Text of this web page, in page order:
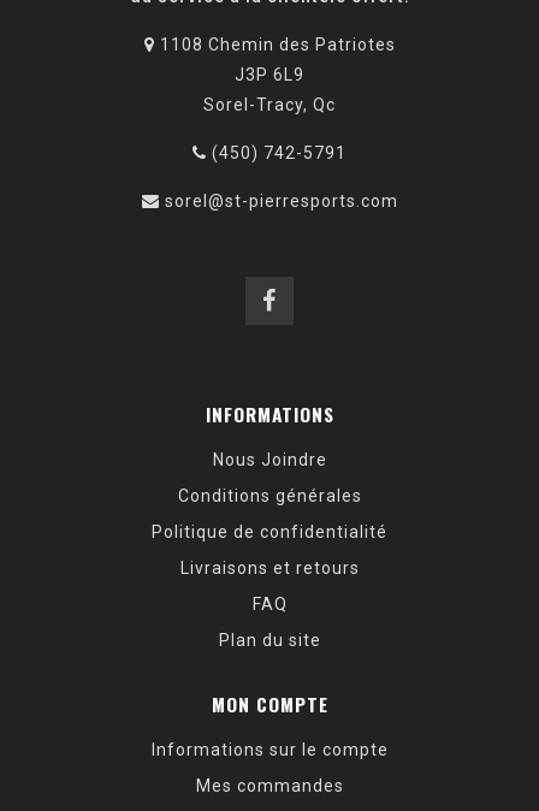
1108 Chemin des Patriotes
J3P 6L9
Sorel-Tracy, Qc
(450) 742-5791
sorel@st-pierresports.com
INFORMATIONS
Nous Joindre
Conditions générales
Politique de confidentialité
Livraisons et retours
FAQ
Plan du site
MON COMPTE
Informations sur le compte
Mes commandes